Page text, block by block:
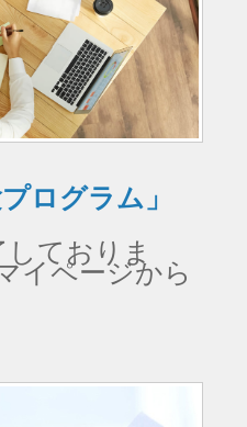
ログラム」
ておりま
イページから